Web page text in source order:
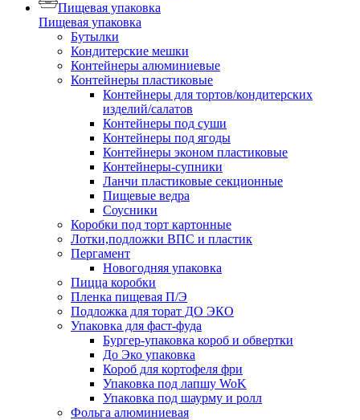
Пищевая упаковка
Пищевая упаковка
Бутылки
Кондитерские мешки
Контейнеры алюминиевые
Контейнеры пластиковые
Контейнеры для тортов/кондитерских
изделий/салатов
Контейнеры под суши
Контейнеры под ягоды
Контейнеры эконом пластиковые
Контейнеры-супники
Ланчи пластиковые секционные
Пищевые ведра
Соусники
Коробки под торт картонные
Лотки,подложки ВПС и пластик
Пергамент
Новогодняя упаковка
Пицца коробки
Пленка пищевая П/Э
Подложка для торат ДО ЭКО
Упаковка для фаст-фуда
Бургер-упаковка короб и обвертки
До Эко упаковка
Короб для кортофеля фри
Упаковка под лапшу WoK
Упаковка под шаурму и ролл
Фольга алюминиевая